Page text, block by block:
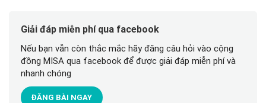
Giải đáp miễn phí qua facebook
Nếu bạn vẫn còn thắc mắc hãy đăng câu hỏi vào cộng
đồng MISA qua facebook để được giải đáp miễn phí và
nhanh chóng
ĐĂNG BÀI NGAY